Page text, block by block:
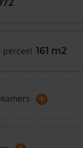
perceel 161 m2
+